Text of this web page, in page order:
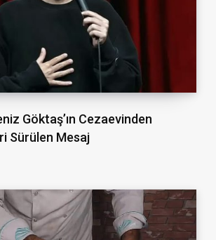
Göktaş’ın Cezaevinden
Sürülen Mesaj